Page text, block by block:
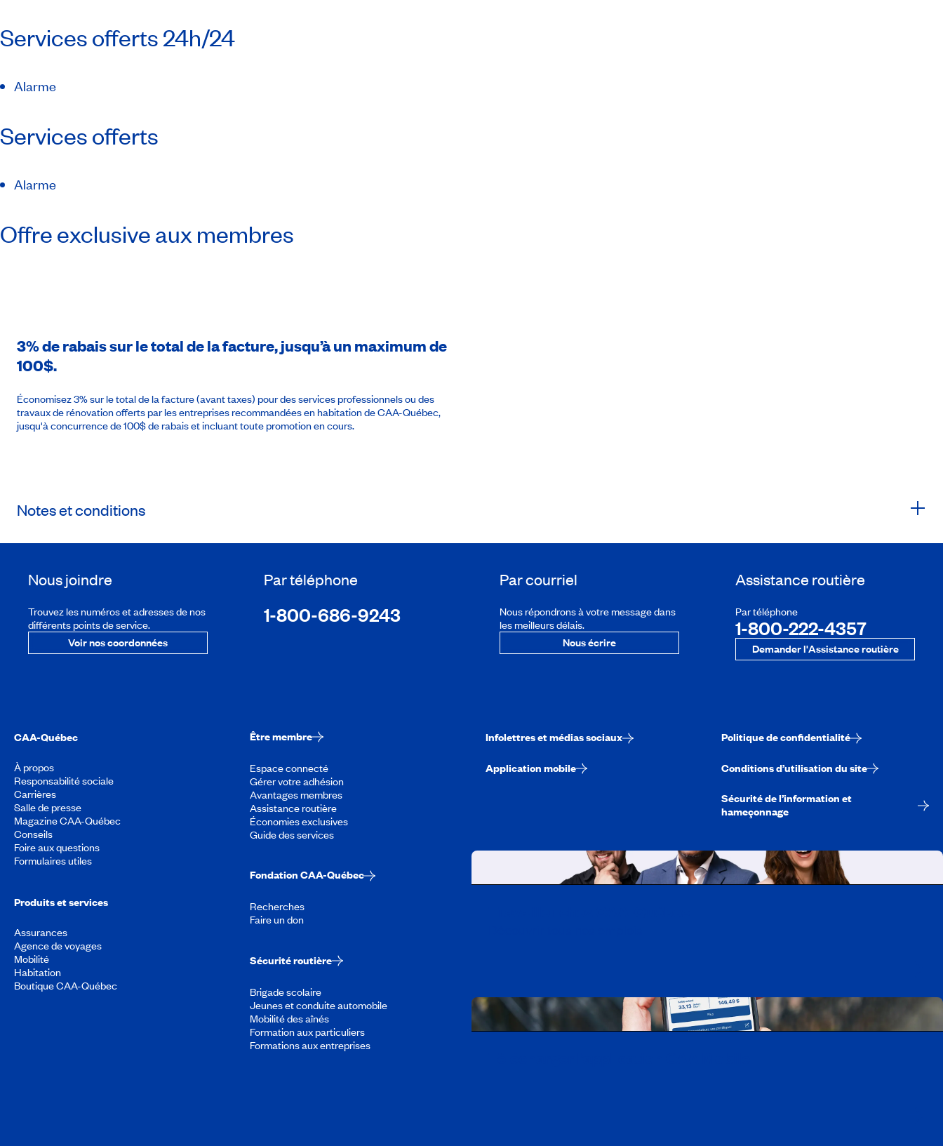
Services offerts 24h/24
Alarme
Services offerts
Alarme
Offre exclusive aux membres
3% de rabais sur le total de la facture, jusqu’à un maximum de
100$.
Économisez 3% sur le total de la facture (avant taxes) pour des services professionnels ou des
travaux de rénovation offerts par les entreprises recommandées en habitation de CAA-Québec,
jusqu'à concurrence de 100$ de rabais et incluant toute promotion en cours.
Notes et conditions
Nous joindre
Trouvez les numéros et adresses de nos
différents points de service.
Voir nos coordonnées
Par téléphone
1-800-686-9243
Par courriel
Nous répondrons à votre message dans
les meilleurs délais.
Nous écrire
Assistance routière
Par téléphone
1-800-222-4357
Demander l'Assistance routière
CAA-Québec
À propos
Responsabilité sociale
Carrières
Salle de presse
Magazine CAA-Québec
Conseils
Foire aux questions
Formulaires utiles
Produits et services
Assurances
Agence de voyages
Mobilité
Habitation
Boutique CAA-Québec
Être membre
Espace connecté
Gérer votre adhésion
Avantages membres
Assistance routière
Économies exclusives
Guide des services
Fondation CAA-Québec
Recherches
Faire un don
Sécurité routière
Brigade scolaire
Jeunes et conduite automobile
Mobilité des aînés
Formation aux particuliers
Formations aux entreprises
Infolettres et médias sociaux
Application mobile
Politique de confidentialité
Conditions d’utilisation du site
Sécurité de l’information et
hameçonnage